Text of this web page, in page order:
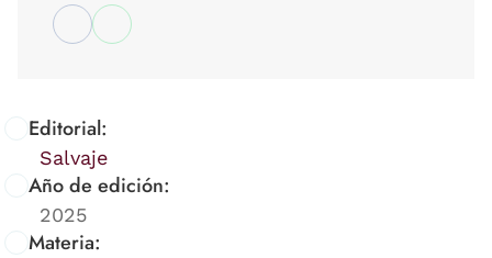
Editorial:
Salvaje
Año de edición:
2025
Materia: